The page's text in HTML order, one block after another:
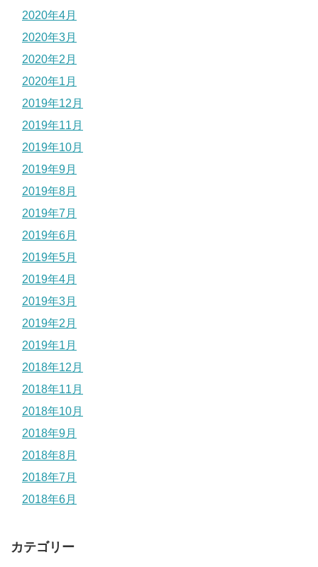
2020年4月
2020年3月
2020年2月
2020年1月
2019年12月
2019年11月
2019年10月
2019年9月
2019年8月
2019年7月
2019年6月
2019年5月
2019年4月
2019年3月
2019年2月
2019年1月
2018年12月
2018年11月
2018年10月
2018年9月
2018年8月
2018年7月
2018年6月
カテゴリー